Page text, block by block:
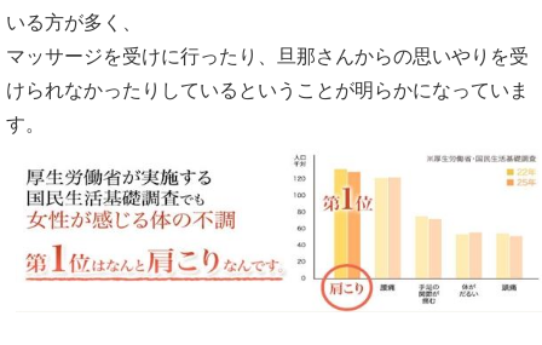
いる方が多く、
マッサージを受けに行ったり、旦那さんからの思いやりを受
けられなかったりしているということが明らかになっていま
す。